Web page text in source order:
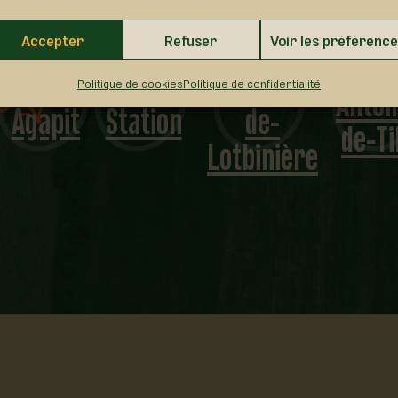
Accepter Refuser Voir les
Politique de cookiesPolitique de confidentialité
Saint-
Agapit
Laurier-
Station
Sainte-
Agathe-
de-
Lotbinière de-